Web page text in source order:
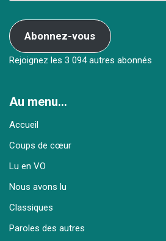
Abonnez-vous
Rejoignez les 3 094 autres abonnés
Au menu…
Accueil
Coups de cœur
Lu en VO
Nous avons lu
Classiques
Paroles des autres